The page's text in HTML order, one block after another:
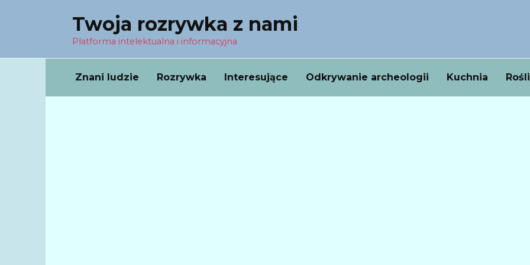
Twoja rozrywka z nami
Platforma intelektualna i informacyjna
Znani ludzie Rozrywka Interesujące Odkrywanie archeologii Kuchnia